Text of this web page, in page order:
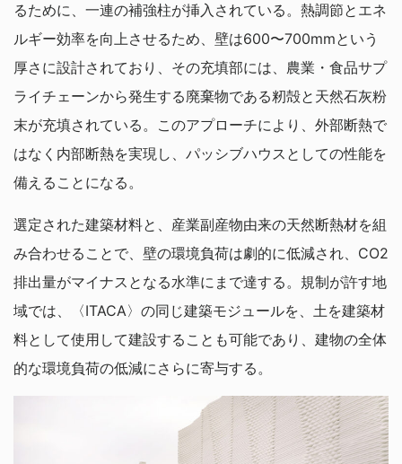
るために、一連の補強柱が挿入されている。熱調節とエネ
ルギー効率を向上させるため、壁は600〜700mmという
厚さに設計されており、その充填部には、農業・食品サプ
ライチェーンから発生する廃棄物である籾殻と天然石灰粉
末が充填されている。このアプローチにより、外部断熱で
はなく内部断熱を実現し、パッシブハウスとしての性能を
備えることになる。
選定された建築材料と、産業副産物由来の天然断熱材を組
み合わせることで、壁の環境負荷は劇的に低減され、CO2
排出量がマイナスとなる水準にまで達する。規制が許す地
域では、〈ITACA〉の同じ建築モジュールを、土を建築材
料として使用して建設することも可能であり、建物の全体
的な環境負荷の低減にさらに寄与する。